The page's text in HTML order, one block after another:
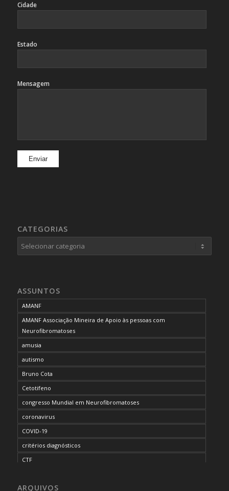
Cidade
Estado
Mensagem
CATEGORIAS
Categorias
ASSUNTOS
AMANF
AMANF Associação Mineira de Apoio às pessoas com
Neurofibromatoses
amusia
autismo
Bruno Cota
Cetotifeno
congresso Mundial em Neurofibromatoses
coronavirus
COVID-19
critérios diagnósticos
CTF
desordem do processamento auditivo
ARQUIVOS